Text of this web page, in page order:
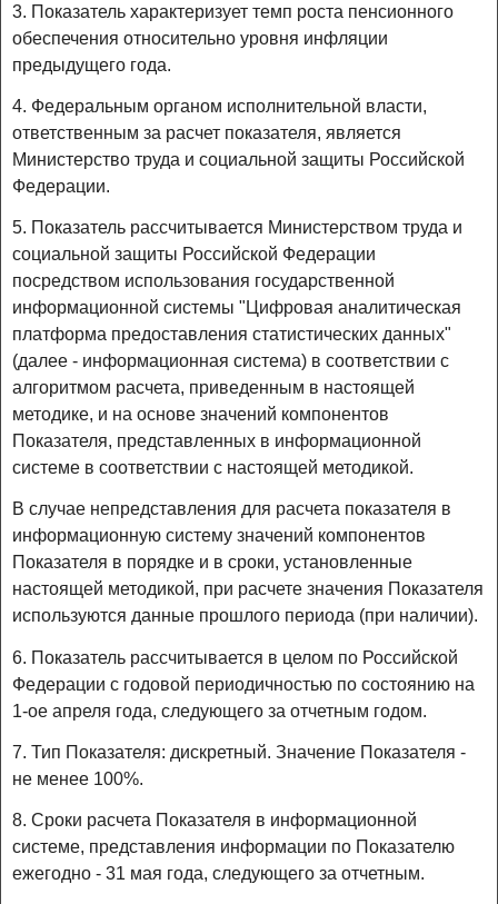
3. Показатель характеризует темп роста пенсионного
обеспечения относительно уровня инфляции
предыдущего года.
4. Федеральным органом исполнительной власти,
ответственным за расчет показателя, является
Министерство труда и социальной защиты Российской
Федерации.
5. Показатель рассчитывается Министерством труда и
социальной защиты Российской Федерации
посредством использования государственной
информационной системы "Цифровая аналитическая
платформа предоставления статистических данных"
(далее - информационная система) в соответствии с
алгоритмом расчета, приведенным в настоящей
методике, и на основе значений компонентов
Показателя, представленных в информационной
системе в соответствии с настоящей методикой.
В случае непредставления для расчета показателя в
информационную систему значений компонентов
Показателя в порядке и в сроки, установленные
настоящей методикой, при расчете значения Показателя
используются данные прошлого периода (при наличии).
6. Показатель рассчитывается в целом по Российской
Федерации с годовой периодичностью по состоянию на
1-ое апреля года, следующего за отчетным годом.
7. Тип Показателя: дискретный. Значение Показателя -
не менее 100%.
8. Сроки расчета Показателя в информационной
системе, представления информации по Показателю
ежегодно - 31 мая года, следующего за отчетным.